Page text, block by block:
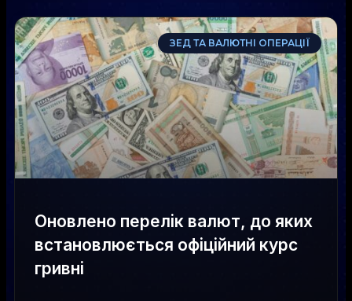
ЗЕД ТА ВАЛЮТНІ ОПЕРАЦІЇ
Оновлено перелік валют, до яких
встановлюється офіційний курс
гривні